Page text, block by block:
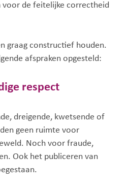
de feitelijke correctheid
graag constructief houden.
afspraken opgesteld:
respect
dreigende, kwetsende of
geen ruimte voor
Noch voor fraude,
Ook het publiceren van